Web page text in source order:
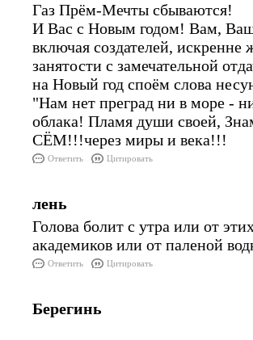
Газ Прём-Мечты сбываются!
И Вас с Новым годом! Вам,
включая создателей, искренне
занятости с замечательной
на Новый год споём слова
"Нам нет преград ни в море -
облака! Пламя души своей,
СЁМ!!!через миры и века!!!
Ответить Цитировать
лень
Голова болит с утра или от
академиков или от паленой
Ответить Цитировать
Берегинь